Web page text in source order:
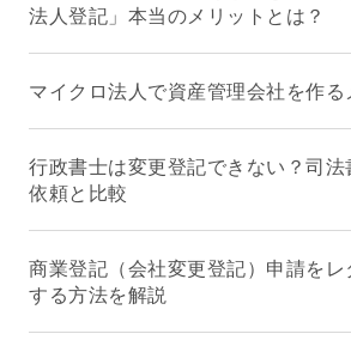
法人登記」本当のメリットとは？
マイクロ法人で資産管理会社を作る
行政書士は変更登記できない？司
依頼と比較
商業登記（会社変更登記）申請を
する方法を解説